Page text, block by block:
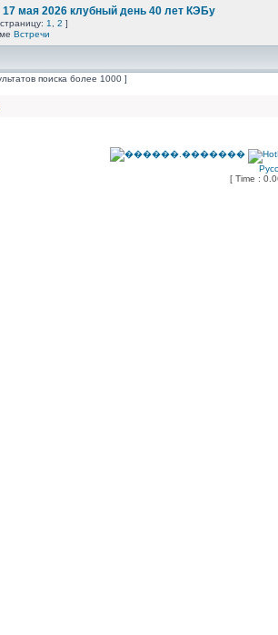
17 мая 2026 клубный день 40 лет КЭБу
1 2 ]
Встречи
поиска более 1000 ]
[ Time :